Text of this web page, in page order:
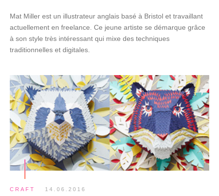
Mat Miller est un illustrateur anglais basé à Bristol et travaillant
actuellement en freelance. Ce jeune artiste se démarque grâce
à son style très intéressant qui mixe des techniques
traditionnelles et digitales.
CRAFT 14.06.2016